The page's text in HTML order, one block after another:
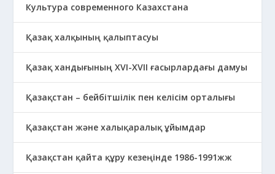
Культура современного Казахстана
Қазақ халқының қалыптасуы
Қазақ хандығының XVI-XVII ғасырлардағы дамуы
Қазақстан – бейбітшілік пен келісім орталығы
Қазақстан және халықаралық ұйымдар
Қазақстан қайта құру кезеңінде 1986-1991жж